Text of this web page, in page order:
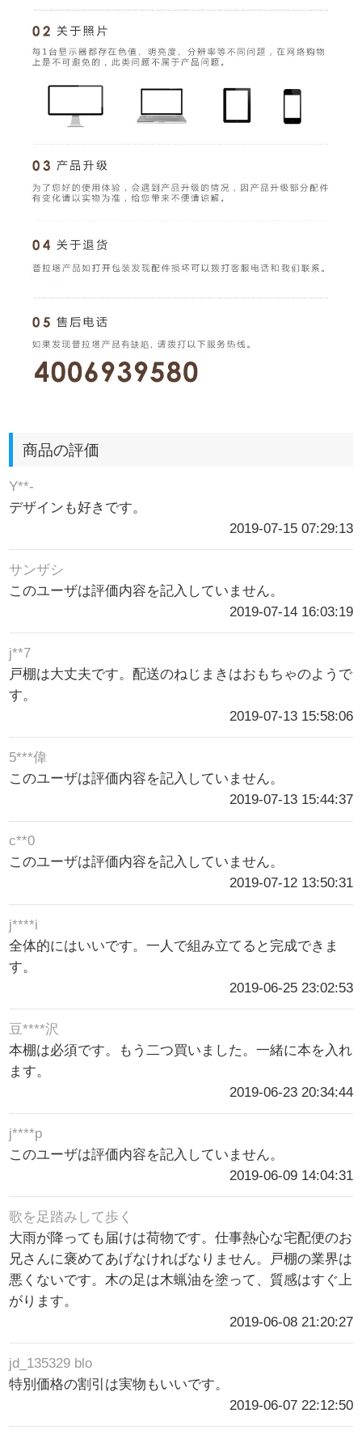
商品の評価
Y**-
デザインも好きです。
2019-07-15 07:29:13
サンザシ
このユーザは評価内容を記入していません。
2019-07-14 16:03:19
j**7
戸棚は大丈夫です。配送のねじまきはおもちゃのようで
す。
2019-07-13 15:58:06
5***偉
このユーザは評価内容を記入していません。
2019-07-13 15:44:37
c**0
このユーザは評価内容を記入していません。
2019-07-12 13:50:31
j****i
全体的にはいいです。一人で組み立てると完成できま
す。
2019-06-25 23:02:53
豆****沢
本棚は必須です。もう二つ買いました。一緒に本を入れ
ます。
2019-06-23 20:34:44
j****p
このユーザは評価内容を記入していません。
2019-06-09 14:04:31
歌を足踏みして歩く
大雨が降っても届けは荷物です。仕事熱心な宅配便のお
兄さんに褒めてあげなければなりません。戸棚の業界は
悪くないです。木の足は木蝋油を塗って、質感はすぐ上
がります。
2019-06-08 21:20:27
jd_135329 blo
特別価格の割引は実物もいいです。
2019-06-07 22:12:50